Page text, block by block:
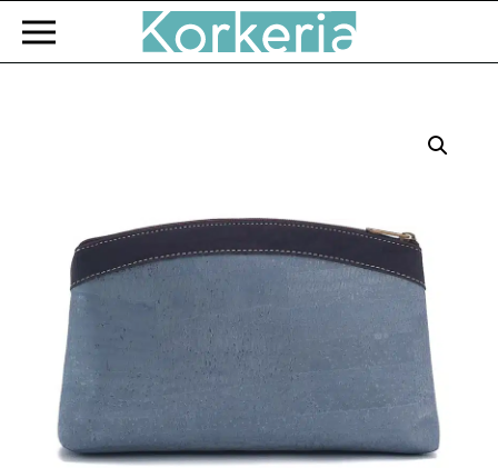
Zum Hauptinhalt springen